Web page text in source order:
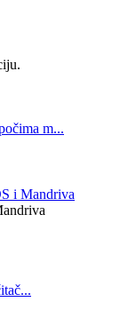
m...
i Mandriva